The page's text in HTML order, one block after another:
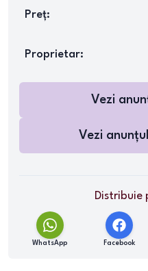
Preț:
Proprietar:
Vezi
Vezi
WhatsApp Facebook